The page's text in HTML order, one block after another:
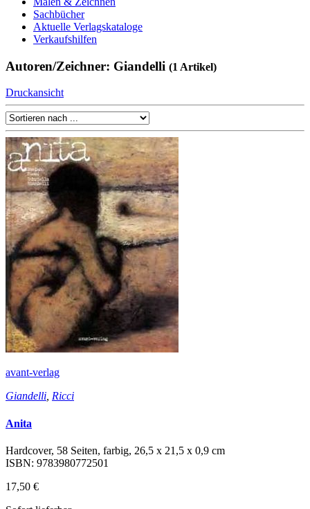
Sachbücher
Aktuelle Verlagskataloge
Verkaufshilfen
Autoren/Zeichner: Giandelli (1 Artikel)
Druckansicht
avant-verlag
Giandelli, Ricci
Anita
Hardcover, 58 Seiten, farbig, 26,5 x 21,5 x 0,9 cm
ISBN: 9783980772501
17,50 €